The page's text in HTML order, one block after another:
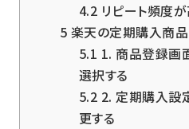
4.2 リピート頻度
5 楽天の定期購入商
5.1 1. 商品登録画
選択する
5.2 2. 定期購入設
更する